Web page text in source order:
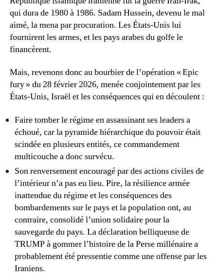
qui dura de 1980 à 1986. Sadam Hussein, devenu le mal
aimé, la mena par procuration. Les États-Unis lui
fournirent les armes, et les pays arabes du golfe le
financèrent.
Mais, revenons donc au bourbier de l’opération « Epic
fury » du 28 février 2026, menée conjointement par les
États-Unis, Israël et les conséquences qui en découlent :
Faire tomber le régime en assassinant ses leaders a
échoué, car la pyramide hiérarchique du pouvoir était
scindée en plusieurs entités, ce commandement
multicouche a donc survécu.
Son renversement encouragé par des actions civiles de
l’intérieur n’a pas eu lieu. Pire, la résilience armée
inattendue du régime et les conséquences des
bombardements sur le pays et la population ont, au
contraire, consolidé l’union solidaire pour la
sauvegarde du pays. La déclaration belliqueuse de
TRUMP à gommer l’histoire de la Perse millénaire a
probablement été pressentie comme une offense par les
Iraniens.